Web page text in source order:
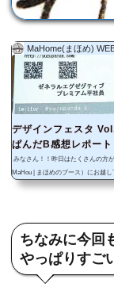
MaHome(まほめ)
デザインフェスタ
ぱんだB感想レポー
だBストアをこっそ
みなさん！！昨日はたくさんの方
MaHou | まほめのブース）にお越
ほめブースの様子 ぱんだBに写真
だBブース！！ 待ち構える店主の
ちなみに今回
やっぱりすご